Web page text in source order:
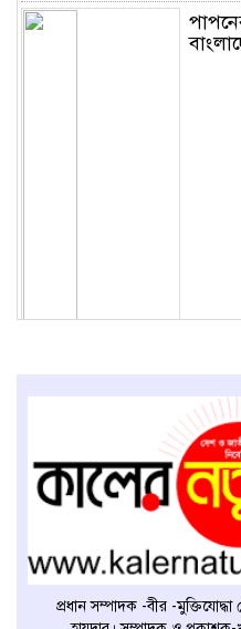
প্রধান সম্পাদক -বীর -